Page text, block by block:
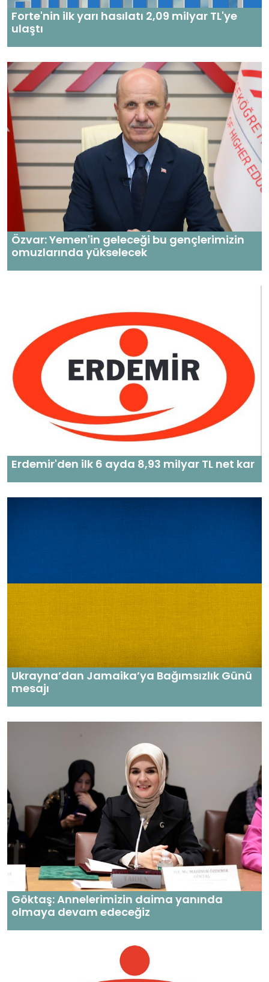
Forte'nin ilk yarı hasılatı 2,09 milyar TL'ye
ulaştı
Özvar: Yemen'in geleceği bu gençlerimizin
omuzlarında yükselecek
Erdemir'den ilk 6 ayda 8,93 milyar TL net kar
Ukrayna’dan Jamaika’ya Bağımsızlık Günü
mesajı
Göktaş: Annelerimizin daima yanında
olmaya devam edeceğiz